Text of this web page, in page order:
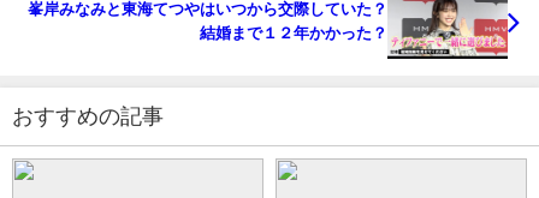
峯岸みなみと東海てつやはいつから交際していた？
結婚まで１２年かかった？
おすすめの記事